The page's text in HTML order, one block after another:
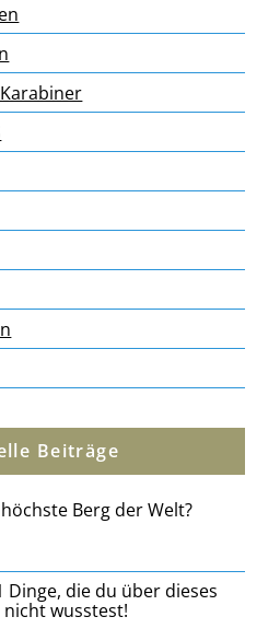
Beiträge
Berg der Welt?
Dinge, die du über dieses
wusstest!